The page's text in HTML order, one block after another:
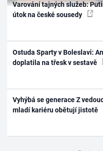
Varování tajných služeb:
útok na české sousedy
Ostuda Sparty v Boleslavi:
doplatila na třesk v sestavě
Vyhýbá se generace Z
mladí kariéru obětují jistotě